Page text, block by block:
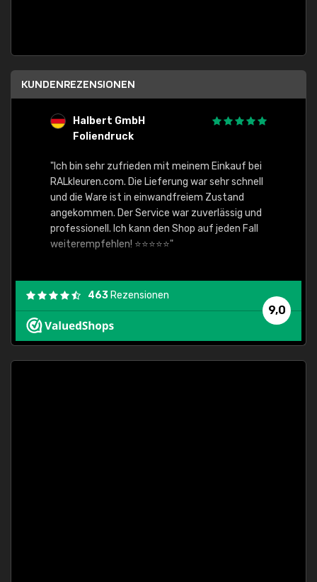
KUNDENREZENSIONEN
Halbert GmbH
Foliendruck
"Ich bin sehr zufrieden mit meinem Einkauf bei
RALkleuren.com. Die Lieferung war sehr schnell
und die Ware ist in einwandfreiem Zustand
angekommen. Der Service war zuverlässig und
professionell. Ich kann den Shop auf jeden Fall
weiterempfehlen! ⭐⭐⭐⭐⭐"
9,0
463 Rezensionen